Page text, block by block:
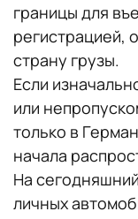
границы для
регистрацией,
страну грузы.
Если
или
только в
начала
На
личных